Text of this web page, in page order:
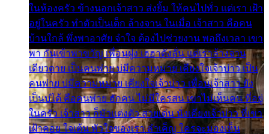
ในห้องครัว ข้างนอกเจ้าสาว ส่งยิ้ม ให้คนไปทั่ว แต่เรา เฝ้า
อยู่ในครัว ทำตัวเป็นเด็ก ล้างจาน ในเมื่อ เจ้าสาว คือคน
บ้านใกล้ พึ่งพาอาศัย จำใจ ต้องไปช่วยงาน พอถึงเวลา เขา
พา กันเข้าพาขวัญ เพื่อนฝูง เฮฮาดังลั่น แต่เราล้างจาน
เดียวดาย เป็นคนพ่าย บ่มีความหมาย เคียงใจเจ้าบ่าว เป็น
คนพ่าย บ่มีความหมาย เคียงใจเจ้าบ่าว เพื่อนเจ้าสาว ยัง
เป็นบ่ได้ คือคนพ่าย ฮักคน ไม่มีใครสน เขาไม่เห็นคน ที่อยู่
ในครัว เจ้าสาว ก็มัวแต่งตัว สวยเด่น นั่งเคียงเจ้าบ่าว ที่เขา
เฝ้าคอย ใจเต้น หัวใจของเรา ลำเค็ญ ใครจะมองเห็น